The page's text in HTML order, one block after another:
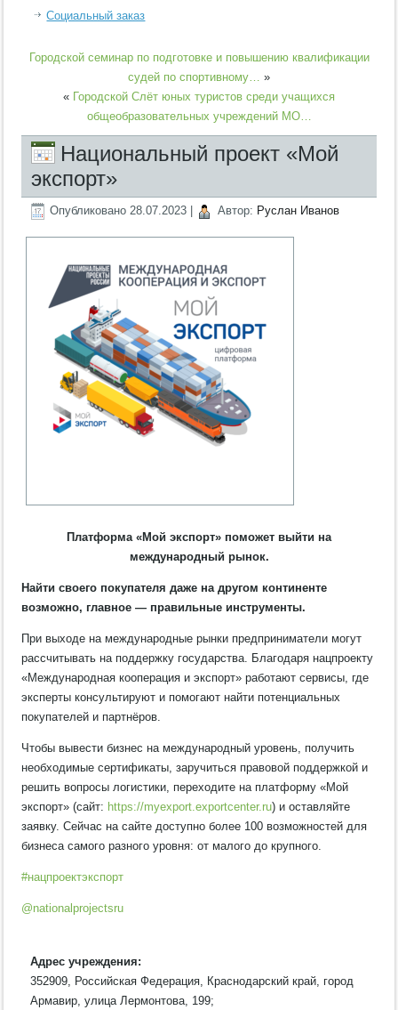
Социальный заказ
Городской семинар по подготовке и повышению квалификации
судей по спортивному… »
« Городской Слёт юных туристов среди учащихся
общеобразовательных учреждений МО…
Национальный проект «Мой
экспорт»
Опубликовано 28.07.2023 Автор: Руслан Иванов
Платформа «Мой экспорт» поможет выйти на
международный рынок.
Найти своего покупателя даже на другом континенте
возможно, главное — правильные инструменты.
При выходе на международные рынки предприниматели могут
рассчитывать на поддержку государства. Благодаря нацпроекту
«Международная кооперация и экспорт» работают сервисы, где
эксперты консультируют и помогают найти потенциальных
покупателей и партнёров.
Чтобы вывести бизнес на международный уровень, получить
необходимые сертификаты, заручиться правовой поддержкой и
решить вопросы логистики, переходите на платформу «Мой
экспорт» (сайт: https://myexport.exportcenter.ru) и оставляйте
заявку. Сейчас на сайте доступно более 100 возможностей для
бизнеса самого разного уровня: от малого до крупного.
#нацпроектэкспорт
@nationalprojectsru
Адрес учреждения:
352909, Российская Федерация, Краснодарский край, город
Армавир, улица Лермонтова, 199;